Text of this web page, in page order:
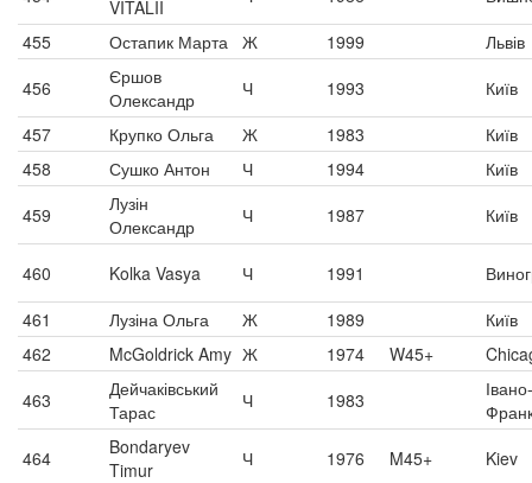
VITALII
455
Остапик Марта Ж 1999
Львів
456
Єршов
Олександр
Ч 1993
Київ
457
Крупко Ольга Ж 1983
Київ
458
Сушко Антон Ч 1994
Київ
459
Лузін
Олександр
Ч 1987 Київ
460 Kolka Vasya Ч 1991
461
Лузіна Ольга Ж 1989
Київ
462
McGoldrick Amy Ж 1974 W45+
463
Дейчаківський
Тарас
Ч 1983
Івано-
464
Bondaryev
Timur
Ч 1976 M45+ Kiev